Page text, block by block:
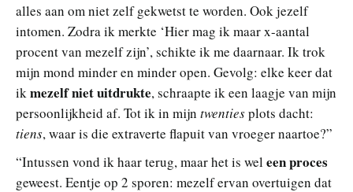
alles aan om niet zelf gekwetst te worden. Ook jezelf
intomen. Zodra ik merkte ‘Hier mag ik maar x-aantal
procent van mezelf zijn’, schikte ik me daarnaar. Ik trok
mijn mond minder en minder open. Gevolg: elke keer dat
ik mezelf niet uitdrukte, schraapte ik een laagje van mijn
persoonlijkheid af. Tot ik in mijn twentiesplots dacht:
tiens, waar is die extraverte flapuit van vroeger naartoe?”
“Intussen vond ik haar terug, maar het is wel een proces
geweest. Eentje op 2 sporen: mezelf ervan overtuigen dat